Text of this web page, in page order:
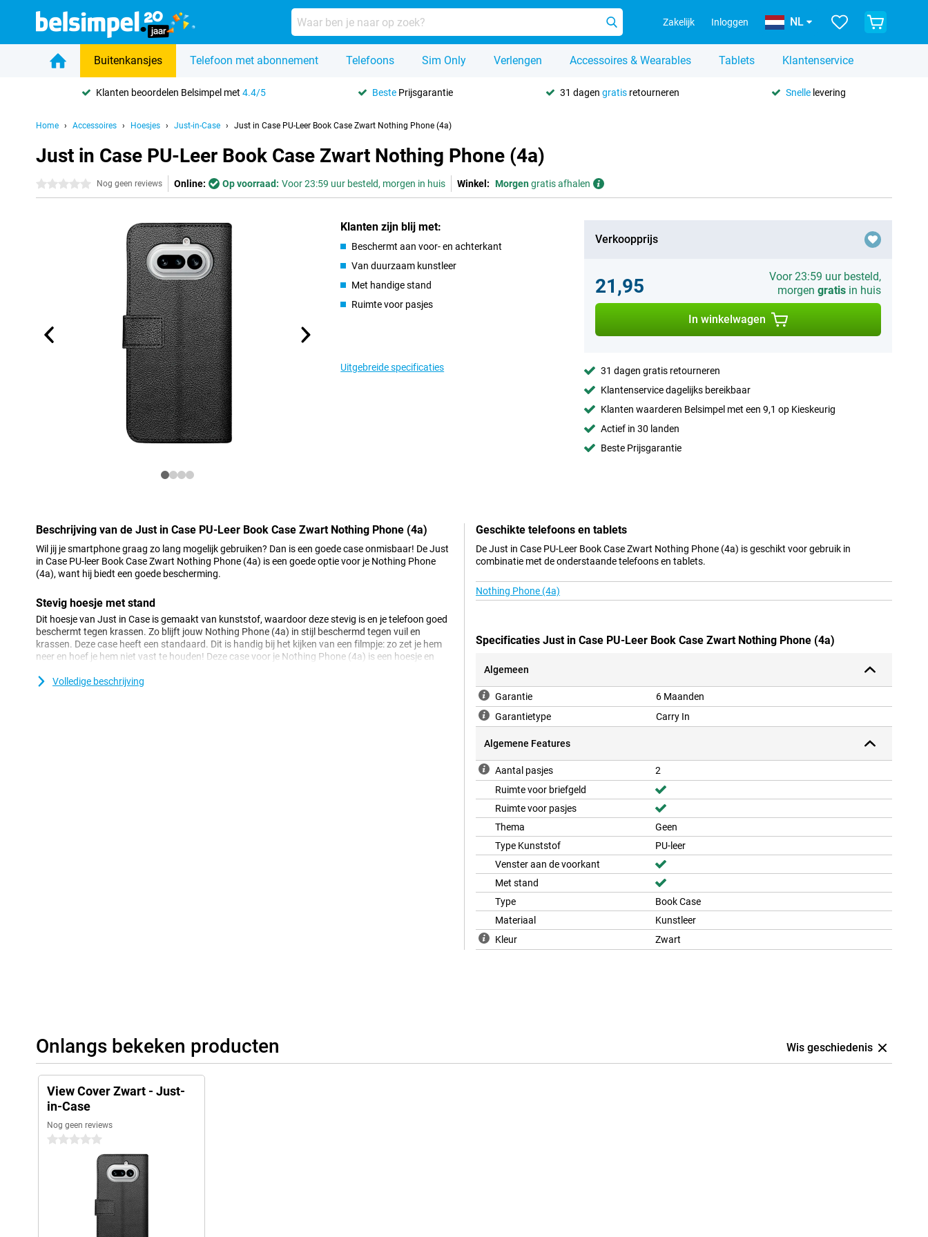
Zakelijk Inloggen NL
Buitenkansjes Telefoon met abonnement Telefoons Sim Only Verlengen Accessoires & Wearables Tablets Klantenservice
Klanten beoordelen Belsimpel met4.4/5 Beste Prijsgarantie 31 dagen gratisretourneren Snellelevering
Home Accessoires Hoesjes Just-in-Case Just in Case PU-Leer Book Case Zwart Nothing Phone (4a)
Just in Case PU-Leer Book Case Zwart Nothing Phone (4a)
0 sterren Nog geen reviews Online: Op voorraad: Voor 23:59 uur besteld, morgen in huis Winkel: Morgengratis afhalen
Klanten zijn blij met:
Beschermt aan voor- en achterkant
Van duurzaam kunstleer
Met handige stand
Ruimte voor pasjes
Uitgebreide specificaties
Verkoopprijs
21,95
Voor 23:59 uur besteld,
morgen gratisin huis
In winkelwagen
31 dagen gratis retourneren
Klantenservice dagelijks bereikbaar
Klanten waarderen Belsimpel met een 9,1 op Kieskeurig
Actief in 30 landen
Beste Prijsgarantie
Beschrijving van de Just in Case PU-Leer Book Case Zwart Nothing Phone (4a)
Wil jij je smartphone graag zo lang mogelijk gebruiken? Dan is een goede case onmisbaar! De Just
in Case PU-leer Book Case Zwart Nothing Phone (4a) is een goede optie voor je Nothing Phone
(4a), want hij biedt een goede bescherming.
Stevig hoesje met stand
Dit hoesje van Just in Case is gemaakt van kunststof, waardoor deze stevig is en je telefoon goed
beschermt tegen krassen. Zo blijft jouw Nothing Phone (4a) in stijl beschermd tegen vuil en
krassen. Deze case heeft een standaard. Dit is handig bij het kijken van een filmpje: zo zet je hem
neer en hoef je hem niet vast te houden! Deze case voor je Nothing Phone (4a) is een hoesje en
Volledige beschrijving
Geschikte telefoons en tablets
De Just in Case PU-Leer Book Case Zwart Nothing Phone (4a) is geschikt voor gebruik in
combinatie met de onderstaande telefoons en tablets.
Nothing Phone (4a)
Specificaties Just in Case PU-Leer Book Case Zwart Nothing Phone (4a)
Algemeen
Garantie
6 Maanden
Garantietype
Carry In
Algemene Features
Aantal pasjes
2
Ruimte voor briefgeld
Ruimte voor pasjes
Thema
Geen
Type Kunststof
PU-leer
Venster aan de voorkant
Met stand
Type
Book Case
Materiaal
Kunstleer
Kleur
Zwart
Onlangs bekeken producten Wis geschiedenis
View Cover Zwart - Just-
in-Case
Nog geen reviews
0 sterren